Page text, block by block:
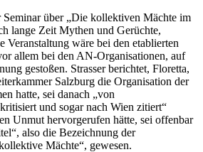
Seminar über „Die kollektiven Mächte im
lange Zeit Mythen und Gerüchte,
Veranstaltung wäre bei den etablierten
allem bei den AN-Organisationen, auf
gestoßen. Strasserberichtet, Floretta,
Salzburg die Organisation der
hatte, sei danach „von
und sogar nach Wien zitiert“
Unmut hervorgerufen hätte, sei offenbar
also die Bezeichnung der
Mächte“, gewesen.